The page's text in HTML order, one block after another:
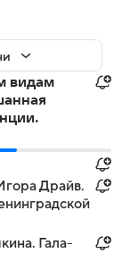
видам
Драйв.
Гала-